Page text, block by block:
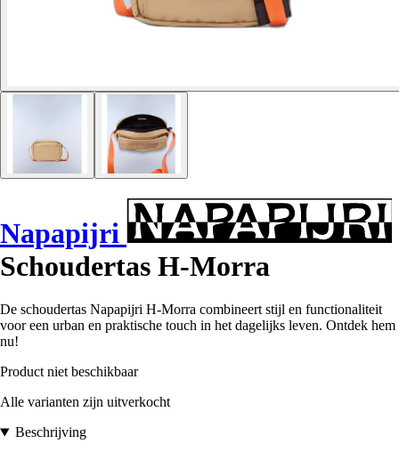
Napapijri
Schoudertas H-Morra
De schoudertas Napapijri H-Morra combineert stijl en functionaliteit
voor een urban en praktische touch in het dagelijks leven. Ontdek hem
nu!
Product niet beschikbaar
Alle varianten zijn uitverkocht
Beschrijving